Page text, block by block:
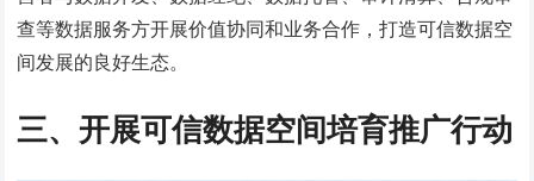
查等数据服务方开展价值协同和业务合作，打造可信数据空
间发展的良好生态。
三、开展可信数据空间培育推广行动